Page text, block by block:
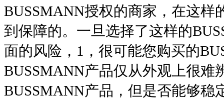
BUSSMANN授权的商家，在这样
到保障的。一旦选择了这样的
面的风险，1，很可能您购买的
BUSSMANN产品仅从外观上很难
BUSSMANN产品，但是否能够稳